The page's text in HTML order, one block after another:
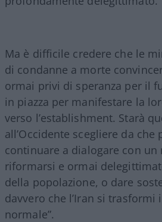
Ma è difficile credere che le
di condanne a morte
ormai privi di speranza per il
in piazza per manifestare la
verso l’establishment. Starà
all’Occidente scegliere da che
continuare a dialogare con un
riformarsi e ormai
della popolazione, o dare
davvero che l’Iran si trasformi
normale”.